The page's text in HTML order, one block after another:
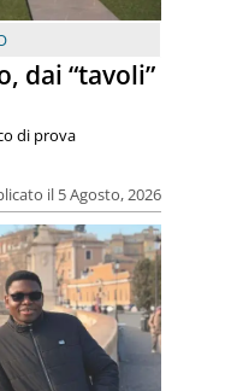
dai “tavoli”
il 5 Agosto, 2026
di prova